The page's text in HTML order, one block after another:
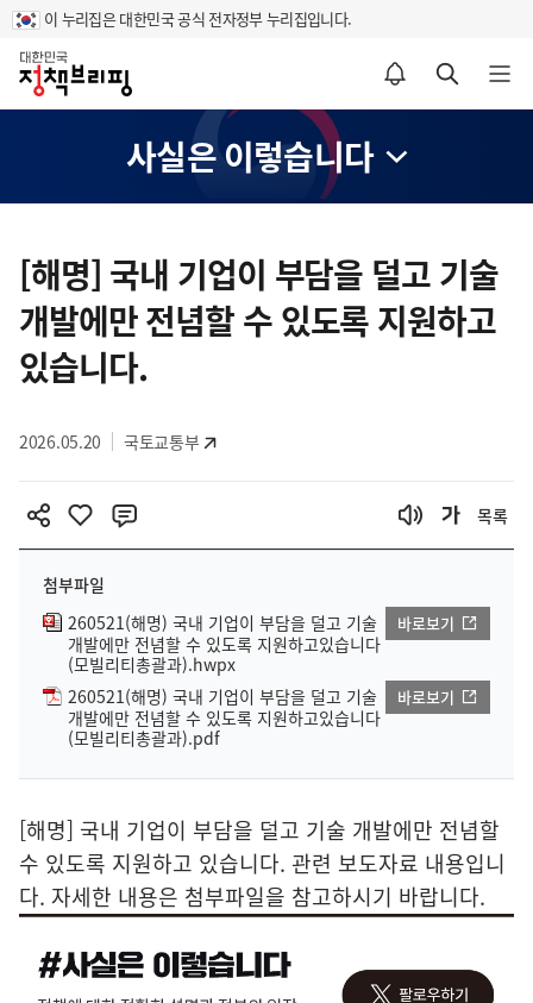
이 누리집은 대한민국 공식 전자정부 누리집입니다.
홈
알림설정 바로가기 검색 바로가기 메뉴 열기
사실은 이렇습니다
텐
츠
영
역
[해명] 국내 기업이 부담을 덜고 기술
개발에만 전념할 수 있도록 지원하고
있습니다.
2026.05.20 국토교통부
목록
첨부파일
260521(해명) 국내 기업이 부담을 덜고 기술
개발에만 전념할 수 있도록 지원하고있습니다
(모빌리티총괄과).hwpx
바로보기
260521(해명) 국내 기업이 부담을 덜고 기술
개발에만 전념할 수 있도록 지원하고있습니다
(모빌리티총괄과).pdf
바로보기
[해명] 국내 기업이 부담을 덜고 기술 개발에만 전념할
수 있도록 지원하고 있습니다. 관련 보도자료 내용입니
다. 자세한 내용은 첨부파일을 참고하시기 바랍니다.